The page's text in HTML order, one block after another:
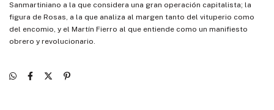
Sanmartiniano a la que considera una gran operación capitalista; la
figura de Rosas, a la que analiza al margen tanto del vituperio como
del encomio, y el Martín Fierro al que entiende como un manifiesto
obrero y revolucionario.